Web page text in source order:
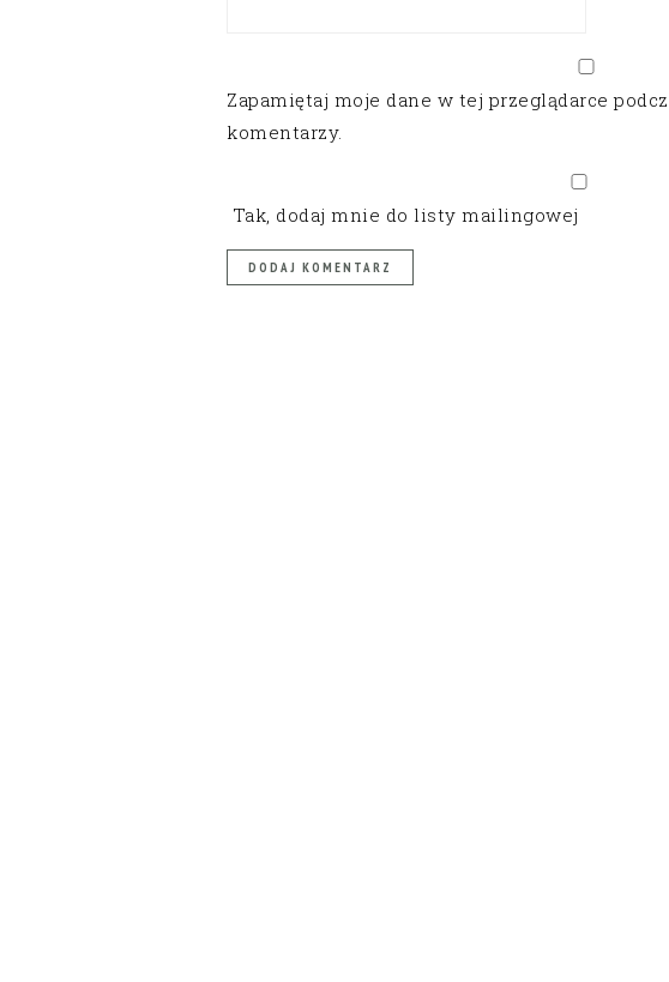
Zapamiętaj moje dane w tej przeglądarce
komentarzy.
Tak, dodaj mnie do listy mailingowej